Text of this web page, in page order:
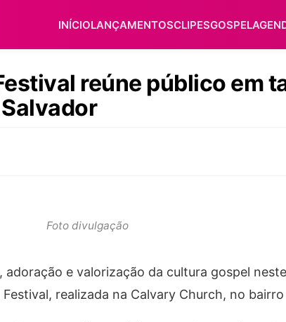
INÍCIOLANÇAMENTOSCLIPESGOSPEL
reúne público em
Foto divulgação
adoração e valorização da cultura gospel
realizada na Calvary Church, no